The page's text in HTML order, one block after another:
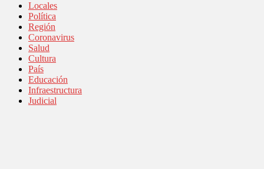
Locales
Política
Región
Coronavirus
Salud
Cultura
País
Educación
Infraestructura
Judicial